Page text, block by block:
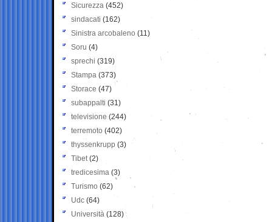
Sicurezza (452)
sindacati (162)
Sinistra arcobaleno (11)
Soru (4)
sprechi (319)
Stampa (373)
Storace (47)
subappalti (31)
televisione(244)
terremoto (402)
thyssenkrupp (3)
Tibet(2)
tredicesima (3)
Turismo (62)
Udc (64)
Università (128)